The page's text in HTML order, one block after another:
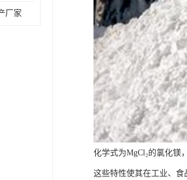
厂家
化学式为MgCl₂的氯化镁
这些特性使其在工业、食